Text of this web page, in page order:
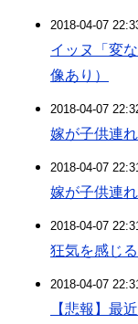
2018-04-07
イッヌ「変
像あり）
2018-04-07
嫁が子供連
2018-04-07
嫁が子供連
2018-04-07
狂気を感じ
2018-04-07
【悲報】最